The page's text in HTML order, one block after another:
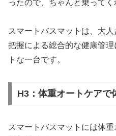
ったので、ちゃんと乗ってく
スマートバスマットは、大
把握による総合的な健康管
トな一台です。
H3：体重オートケアで
スマートバスマットには体